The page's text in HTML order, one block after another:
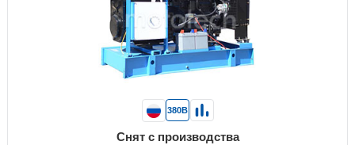
380В
Снят с производства